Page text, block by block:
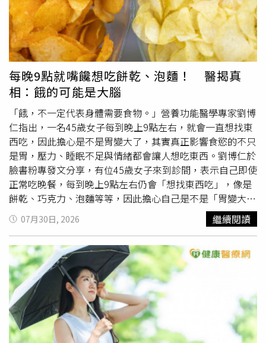
統美食，製作方式係將在來米加水磨成米漿，利用在來米中
澱粉受熱糊化產生之黏度，將白蘿蔔絲均勻分散其中，接著
利用蒸煮使澱粉結構定型而成，惟天然澱粉冷卻時易釋出水
分，且不具抗凍性，為改良此現象，相關業者將天然澱粉以
物理、化學或酵素處理，以改變其結構，使之具耐熱、耐酸
或不易老化出水等特徵，此即為「修飾澱粉
」，屬「食品添
加物使用範圍及限量暨規格標準」附表一所列之「粘稠劑
(糊料)」，目前核准使用的修飾澱粉 計17項。調查報告也指
出，醋酸 澱粉及磷酸澱粉為食品加工普遍使用之食品添加物
(修飾 澱粉)，前者主要應用於冷凍麵食、冷凍湯圓、水晶
餃……等，後者主要用於冰淇淋、冷凍肉製品、乳酸飲料、
烘焙食品……等。按「食品添加物使用範圍及限量暨規格標
準」規定，該等修飾 澱粉並無限量使用規定，惟市售產品含
修飾 澱粉是否如實標示，食藥署宜建立相關稽查管理作為。
本案專家學者說明，磷酸
因含磷酸鹽，對於慢性腎臟病
患者具健康危害風險，根據2025年美國腎臟資料系統資
料，2023年臺灣末期腎臟疾病每百萬人口有3,824人，盛行
率為世界第一；另有關兒童及青少年第2型糖尿病發生率文
獻指出，2008至2019年在英國等14個國家中，臺灣的發生
率最高（63例/10萬），而醋酸澱粉屬於高升糖指數
（Glycemic Index）食物，除容易誘發糖尿病外，也會干擾
糖尿病患者對血糖控制的穩定度，食藥署宜加強教育宣導或
採取其他因應措施，避免消費者於毫無警覺情況下過度攝
取，造成飲食安全隱憂。
草加入烏龍茶搭配天然羅漢果糖，或將愛玉、蒟蒻加入維他
命C氣泡飲與百香果籽，調製成無負擔的清爽飲品。若民眾
外食擔心澱粉過多或蔬菜纖維攝取不足，餐前先吃一碗愛玉
或蒟蒻，同樣能補充膳食纖維並減緩血糖上升速度。不過，
蕭醫師特別提醒，市售仙草凍或愛玉若長期浸泡於糖水中，
碳水化合物與熱量會大幅增加，失去原本低熱量的優勢。民
眾在選購時應主動詢問店家成分或仔細查看營養標示，優先
選擇無糖或低糖配方，才能在獲得飽足感與補充營養的同
時，兼顧健康與身材管理。
每晚9點就嘴饞想吃餅乾、泡麵！ 醫揭真
相：餓的可能是大腦
「餓，不一定代表身體需要食物。」營養功能醫學專家劉博
仁指出，一名45歲女子每到晚上9點左右，就會一直想找東
西吃，因此擔心是不是胃變大了，其實真正影響食慾的不只
是胃，壓力、睡眠不足與情緒都會讓人想吃東西。劉博仁於
臉書粉專發文分享，有位45歲女子來到診間，表示自己即使
正常吃晚餐，每到晚上9點左右仍會「想找東西吃」，像是
餅乾、巧克力、泡麵等等，因此擔心自己是不是「胃變大
了」。而該女子也提及，自己最近工作比較累，大概都凌晨
12點、1點才入睡，且壓力很大。「有時候，餓的不是胃，
而是大腦。」劉博仁表示，很多人以為肚子餓就是身體缺少
熱量，其實食慾不只是胃在控制，還有大腦、荷爾蒙、睡眠
以及情緒，當壓力大時，身體會分泌較多皮質醇，有些人因
此更容易想吃甜食、澱粉或高熱量食物。劉博仁說，在睡眠
不足時，促進食慾的荷爾蒙（Ghrelin）增加，而抑制食慾
的荷爾蒙（Leptin）下降，使人更容易覺得餓，因此有時候
真正需要的，不是多吃一塊蛋糕，而是多睡一個小時。劉博
07月30日, 2026 繼續閱讀